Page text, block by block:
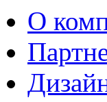
О